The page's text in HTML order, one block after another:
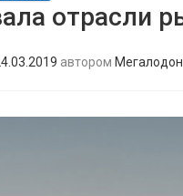
отрасли
автором Мегалодон